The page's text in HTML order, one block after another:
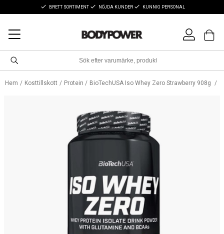
BRETT SORTIMENT NÖJDA KUNDER KUNNIG PERSONAL
Hem Kosttillskott Protein BioTechUSA Iso Whey Zero Strawberry 908g